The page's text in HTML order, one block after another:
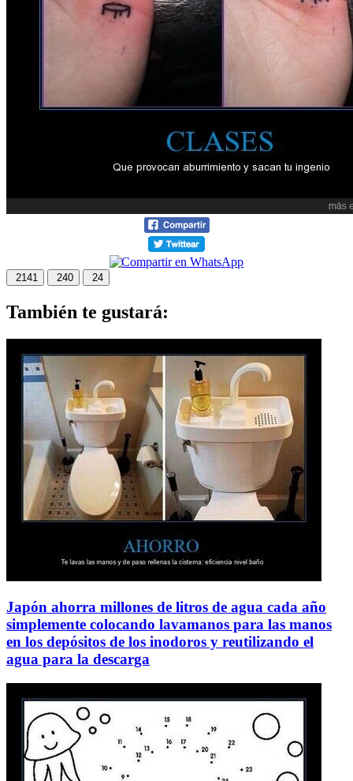
2141 240 24
También te gustará:
Japón ahorra millones de litros de agua cada año
simplemente colocando lavamanos para las manos
en los depósitos de los inodoros y reutilizando el
agua para la descarga